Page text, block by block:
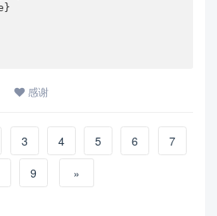
感谢
3 4 5 6
7
9 »